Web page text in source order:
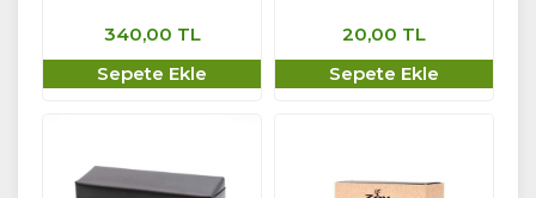
340,00 TL
Sepete Ekle
20,00 TL
Sepete Ekle